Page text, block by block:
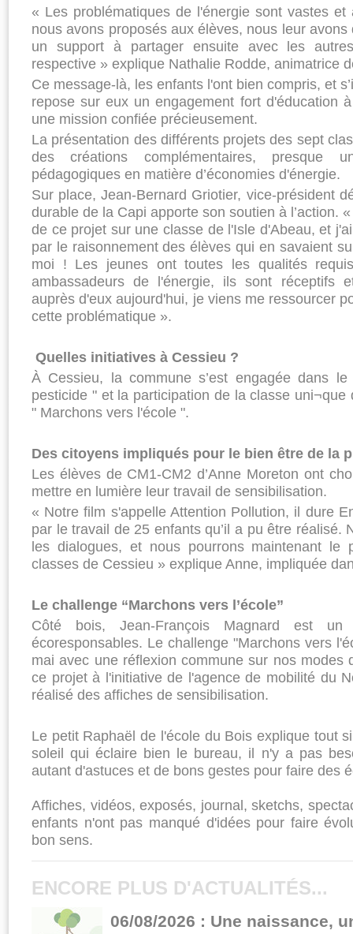
« Les problématiques de l'énergie sont vastes
nous avons proposés aux élèves, nous leur
un support à partager ensuite avec les
respective » explique Nathalie Rodde, animatrice
Ce message-là, les enfants l'ont bien compris, et
repose sur eux un engagement fort d'éducation
une mission confiée précieusement.
La présentation des différents projets des sept
des créations complémentaires, presque
pédagogiques en matière d’économies d'énergie.
Sur place, Jean-Bernard Griotier, vice-président
durable de la Capi apporte son soutien à l’action.
de ce projet sur une classe de l'Isle d'Abeau, et
par le raisonnement des élèves qui en savaient
moi ! Les jeunes ont toutes les qualités
ambassadeurs de l'énergie, ils sont réceptifs
auprès d'eux aujourd'hui, je viens me ressourcer
cette problématique ».
Quelles initiatives à Cessieu ?
À Cessieu, la commune s’est engagée dans
pesticide " et la participation de la classe
" Marchons vers l'école ".
Des citoyens impliqués pour le bien être de la
Les élèves de CM1-CM2 d’Anne Moreton ont
mettre en lumière leur travail de sensibilisation.
« Notre film s'appelle Attention Pollution, il dure
par le travail de 25 enfants qu’il a pu être réalisé.
les dialogues, et nous pourrons maintenant le
classes de Cessieu » explique Anne, impliquée
Le challenge “Marchons vers l’école”
Côté bois, Jean-François Magnard est un
écoresponsables. Le challenge "Marchons vers
mai avec une réflexion commune sur nos modes
ce projet à l'initiative de l'agence de mobilité du
réalisé des affiches de sensibilisation.
Le petit Raphaël de l'école du Bois explique tout
soleil qui éclaire bien le bureau, il n'y a pas
autant d'astuces et de bons gestes pour faire des
Affiches, vidéos, exposés, journal, sketchs,
enfants n'ont pas manqué d'idées pour faire
bon sens.
ENCORE PLUS D'ACTUALITÉS...
06/08/2026 : Une naissance,